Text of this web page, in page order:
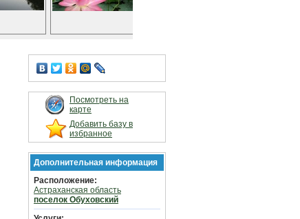
Посмотреть на
карте
Добавить базу в
избранное
Дополнительная информация
Расположение:
Астраханская область
поселок Обуховский